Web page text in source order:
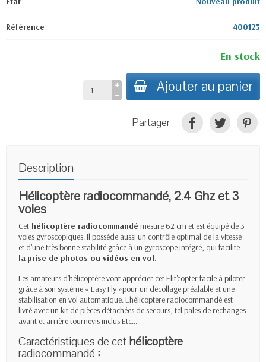
Référence 400123
En stock
Ajouter au panier
Partager
Description
Hélicoptère radiocommandé, 2.4 Ghz et 3
voies
Cet hélicoptère radiocommandé mesure 62 cm et est équipé de 3
voies gyroscopiques. Il possède aussi un contrôle optimal de la vitesse
et d'une très bonne stabilité grâce à un gyroscope intégré, qui facilite
la prise de photos ou vidéos en vol.
Les amateurs d’hélicoptère vont apprécier cet Elit'copter facile à piloter
grâce à son système « Easy Fly »pour un décollage préalable et une
stabilisation en vol automatique. L'hélicoptère radiocommandé est
livré avec un kit de pièces détachées de secours, tel pales de rechanges
avant et arrière tournevis inclus Etc...
Caractéristiques de cethélicoptère
radiocommandé :